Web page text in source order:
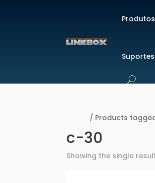
Produtos
/ Products
c-30
Showing the single